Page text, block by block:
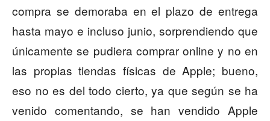
compra se demoraba en el plazo de entrega
hasta mayo e incluso junio, sorprendiendo que
únicamente se pudiera comprar online y no en
las propias tiendas físicas de Apple; bueno,
eso no es del todo cierto, ya que según se ha
venido comentando, se han vendido Apple